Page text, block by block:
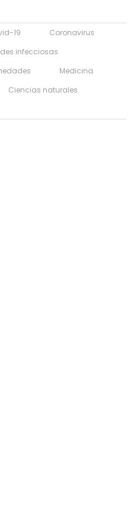
19
Coronavirus
infecciosas
Medicina
Ciencias naturales